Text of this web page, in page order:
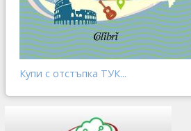
Купи с отстъпка ТУК...